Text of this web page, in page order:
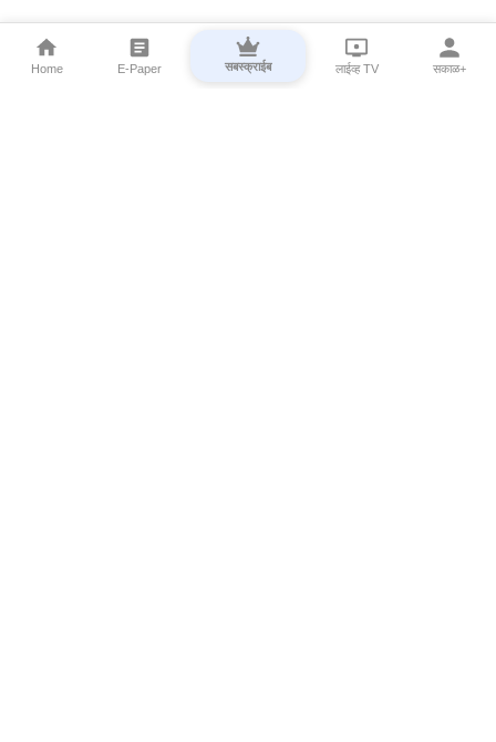
Home E-Paper सबस्क्राईब लाईव्ह TV सकाळ+